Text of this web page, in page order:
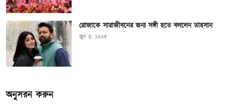
রোজাকে সারাজীবনের জন্য সঙ্গী হতে বললেন তাহসান
জুন ৪, ২০২৫
অনুসরন করুন